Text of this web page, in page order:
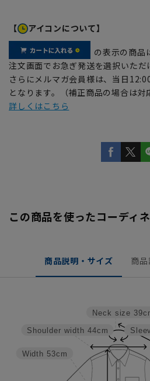
【 アイコンについて】
の表示の商品
注文画面でお急ぎ発送を選択いただ
さらにメルマガ会員様は、当日
となります。（補正商品の場合は対
詳しくはこちら
この商品を使ったコーディ
商品説明・サイズ 商品
Neck size
Width 53cm
Shoulder width 44cm